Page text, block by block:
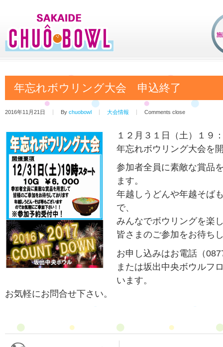
年忘れボウリング大会 申込終了
2016年11月21日 By chuobowl 大会情報 Comments close
１２月３１日（土）１９
年忘れボウリング大会を
参加者全員に素敵な賞品
ます。
年越しうどんや年越そば
で、
みんなでボウリングを楽
皆さまのご参加をお待ち
お申し込みはお電話（
または坂出中央ボウルフ
います。
お気軽にお問合せ下さい。